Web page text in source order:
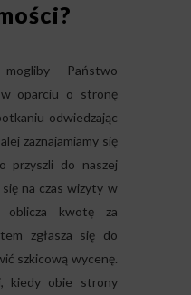
Państwo
oparciu o stronę
odwiedzając
zaznajamiamy się
przyszli do naszej
na czas wizyty w
oblicza kwotę za
zgłasza się do
szkicową wycenę.
kiedy obie strony